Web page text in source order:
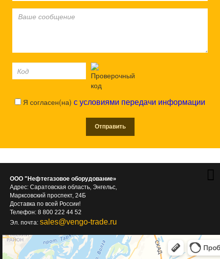
Я согласен(на) с условиями передачи информации
ООО "Нефтегазовое оборудование»
Адрес: Саратовская область, Энгельс,
Марксовский проспект, 24Б
Доставка по всей России!
Телефон: 8 800 222 44 52
Эл. почта: sales@vengo-trade.ru